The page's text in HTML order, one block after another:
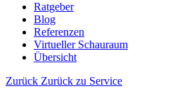
Ratgeber
Blog
Referenzen
Virtueller Schauraum
Übersicht
Zurück Zurück zu Service